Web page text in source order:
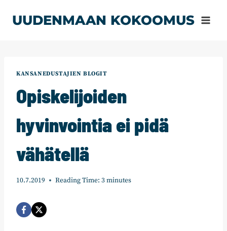
sisältöön
UUDENMAAN KOKOOMUS
KANSANEDUSTAJIEN BLOGIT
Opiskelijoiden
hyvinvointia ei pidä
vähätellä
10.7.2019 Reading Time: 3minutes